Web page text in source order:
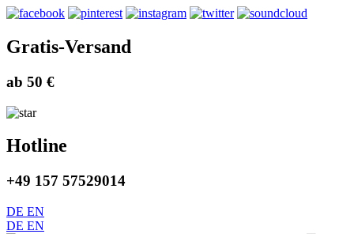
Gratis-Versand
ab 50 €
Hotline
+49 157 57529014
DE EN
DE EN